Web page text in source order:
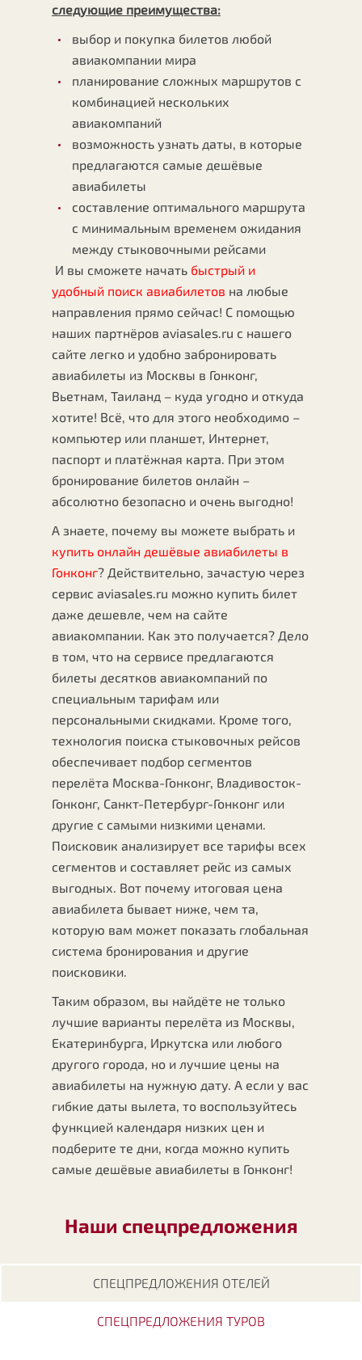
следующие преимущества:
выбор и покупка билетов любой
авиакомпании мира
планирование сложных маршрутов с
комбинацией нескольких
авиакомпаний
возможность узнать даты, в которые
предлагаются самые дешёвые
авиабилеты
составление оптимального маршрута
с минимальным временем ожидания
между стыковочными рейсами
И вы сможете начать быстрый и
удобный поиск авиабилетов на любые
направления прямо сейчас! С помощью
наших партнёров aviasales.ru с нашего
сайте легко и удобно забронировать
авиабилеты из Москвы в Гонконг,
Вьетнам, Таиланд – куда угодно и откуда
хотите! Всё, что для этого необходимо –
компьютер или планшет, Интернет,
паспорт и платёжная карта. При этом
бронирование билетов онлайн –
абсолютно безопасно и очень выгодно!
А знаете, почему вы можете выбрать и
купить онлайн дешёвые авиабилеты в
Гонконг? Действительно, зачастую через
сервис aviasales.ru можно купить билет
даже дешевле, чем на сайте
авиакомпании. Как это получается? Дело
в том, что на сервисе предлагаются
билеты десятков авиакомпаний по
специальным тарифам или
персональными скидками. Кроме того,
технология поиска стыковочных рейсов
обеспечивает подбор сегментов
перелёта Москва-Гонконг, Владивосток-
Гонконг, Санкт-Петербург-Гонконг или
другие с самыми низкими ценами.
Поисковик анализирует все тарифы всех
сегментов и составляет рейс из самых
выгодных. Вот почему итоговая цена
авиабилета бывает ниже, чем та,
которую вам может показать глобальная
система бронирования и другие
поисковики.
Таким образом, вы найдёте не только
лучшие варианты перелёта из Москвы,
Екатеринбурга, Иркутска или любого
другого города, но и лучшие цены на
авиабилеты на нужную дату. А если у вас
гибкие даты вылета, то воспользуйтесь
функцией календаря низких цен и
подберите те дни, когда можно купить
самые дешёвые авиабилеты в Гонконг!
Наши спецпредложения
СПЕЦПРЕДЛОЖЕНИЯ ОТЕЛЕЙ
СПЕЦПРЕДЛОЖЕНИЯ ТУРОВ